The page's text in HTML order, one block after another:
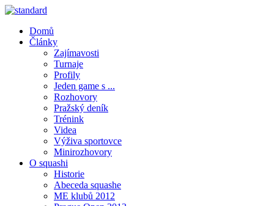
Domů
Články
Zajímavosti
Turnaje
Profily
Jeden game s ...
Rozhovory
Pražský deník
Trénink
Videa
Výživa sportovce
Minirozhovory
O squashi
Historie
Abeceda squashe
ME klubů 2012